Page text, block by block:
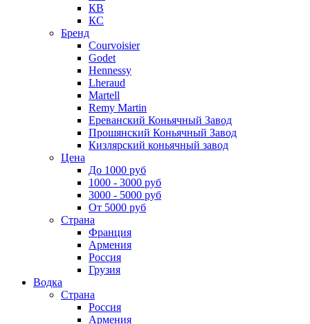
КВ
КС
Бренд
Courvoisier
Godet
Hennessy
Lheraud
Martell
Remy Martin
Ереванский Коньячный Завод
Прошянский Коньячный Завод
Кизлярский коньячный завод
Цена
До 1000 руб
1000 - 3000 руб
3000 - 5000 руб
От 5000 руб
Страна
Франция
Армения
Россия
Грузия
Водка
Страна
Россия
Армения